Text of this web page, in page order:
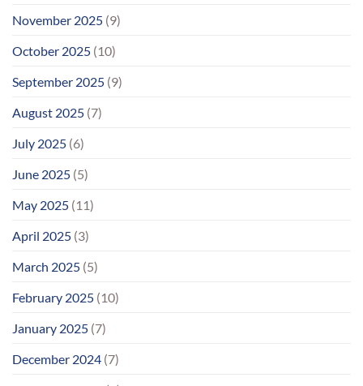
November 2025 (9)
October 2025 (10)
September 2025 (9)
August 2025 (7)
July 2025 (6)
June 2025 (5)
May 2025 (11)
April 2025 (3)
March 2025 (5)
February 2025 (10)
January 2025 (7)
December 2024 (7)